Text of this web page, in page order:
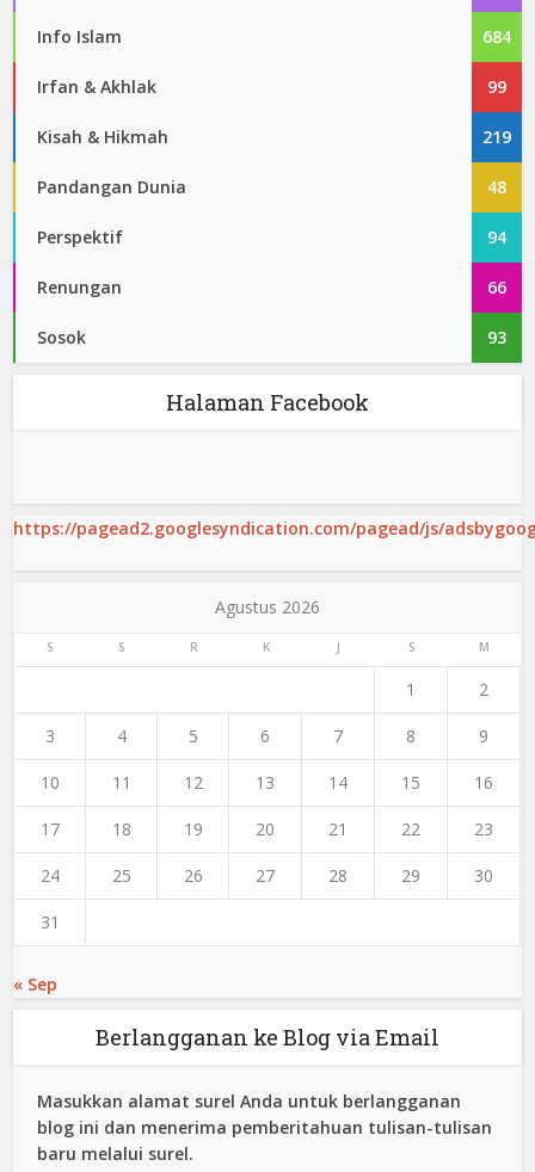
Info Islam 684
Irfan & Akhlak 99
Kisah & Hikmah 219
Pandangan Dunia 48
Perspektif 94
Renungan 66
Sosok 93
Halaman Facebook
https://pagead2.googlesyndication.com/pagead/js/
Agustus 2026
S S R K J S M
1 2
3 4 5 6 7 8 9
10 11 12 13 14 15 16
17 18 19 20 21 22 23
24 25 26 27 28 29 30
31
« Sep
Berlangganan ke Blog via Email
Masukkan alamat surel Anda untuk berlangganan
blog ini dan menerima pemberitahuan tulisan-tulisan
baru melalui surel.